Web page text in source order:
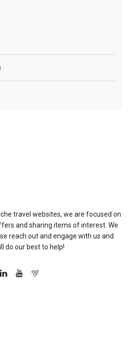
travel websites, we are focused on
and sharing items of interest. We
reach out and engage with us and
do our best to help!